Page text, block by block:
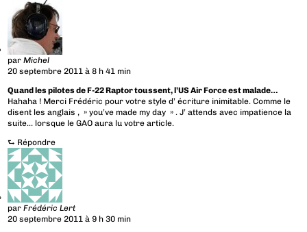
parMichel
20 septembre 2011 à 8 h 41 min
Quand les pilotes de F-22 Raptor toussent, l’US Air Force est malade…
Hahaha ! Merci Frédéric pour votre style d’ écriture inimitable. Comme le
disent les anglais , » you’ve made my day » . J’ attends avec impatience la
suite… lorsque le GAO aura lu votre article.
⮑ Répondre
parFrédéric Lert
20 septembre 2011 à 9 h 30 min